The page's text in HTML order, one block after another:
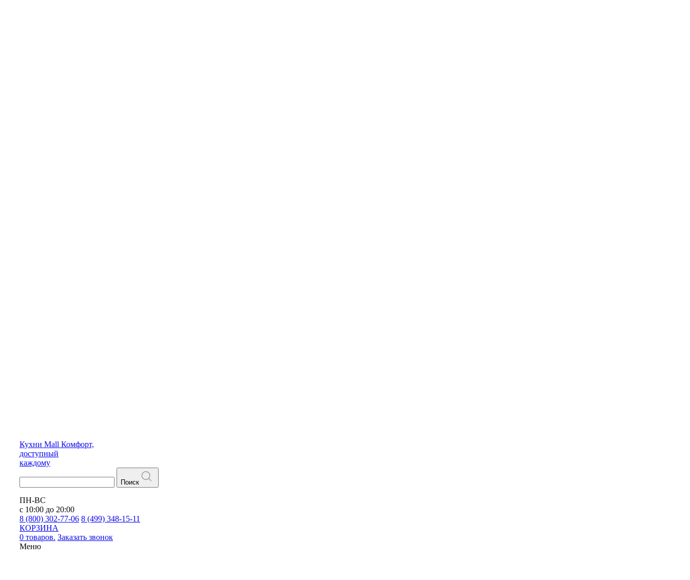
Кухни Mall Комфорт,
доступный
каждому
Поиск
ПН-ВС
с 10:00 до 20:00
8 (800) 302-77-06 8 (499) 348-15-11
КОРЗИНА
0 товаров. Заказать звонок
Меню